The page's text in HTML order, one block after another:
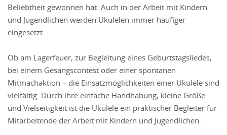
Beliebtheit gewonnen hat. Auch in der Arbeit mit Kindern
und Jugendlichen werden Ukulelen immer häufiger
eingesetzt.
Ob am Lagerfeuer, zur Begleitung eines Geburtstagsliedes,
bei einem Gesangscontest oder einer spontanen
Mitmachaktion – die Einsatzmöglichkeiten einer Ukulele sind
vielfältig. Durch ihre einfache Handhabung, kleine Größe
und Vielseitigkeit ist die Ukulele ein praktischer Begleiter für
Mitarbeitende der Arbeit mit Kindern und Jugendlichen.